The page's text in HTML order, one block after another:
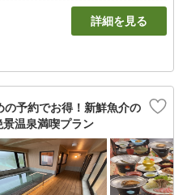
詳細を見る
の予約でお得！新鮮魚介の
温泉満喫プラン